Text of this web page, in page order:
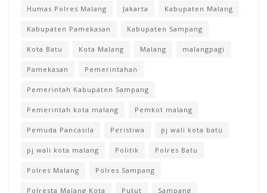
Humas Polres Malang Jakarta Kabupaten Malang
Kabupaten Pamekasan Kabupaten Sampang
Kota Batu Kota Malang Malang malangpagi
Pamekasan Pemerintahan
Pemerintah Kabupaten Sampang
Pemerintah kota malang Pemkot malang
Pemuda Pancasila Peristiwa pj wali kota batu
pj wali kota malang Politik Polres Batu
Polres Malang Polres Sampang
Polresta Malang Kota Putut Sampang